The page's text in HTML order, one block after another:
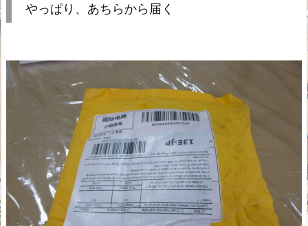
やっぱり、あちらから届く